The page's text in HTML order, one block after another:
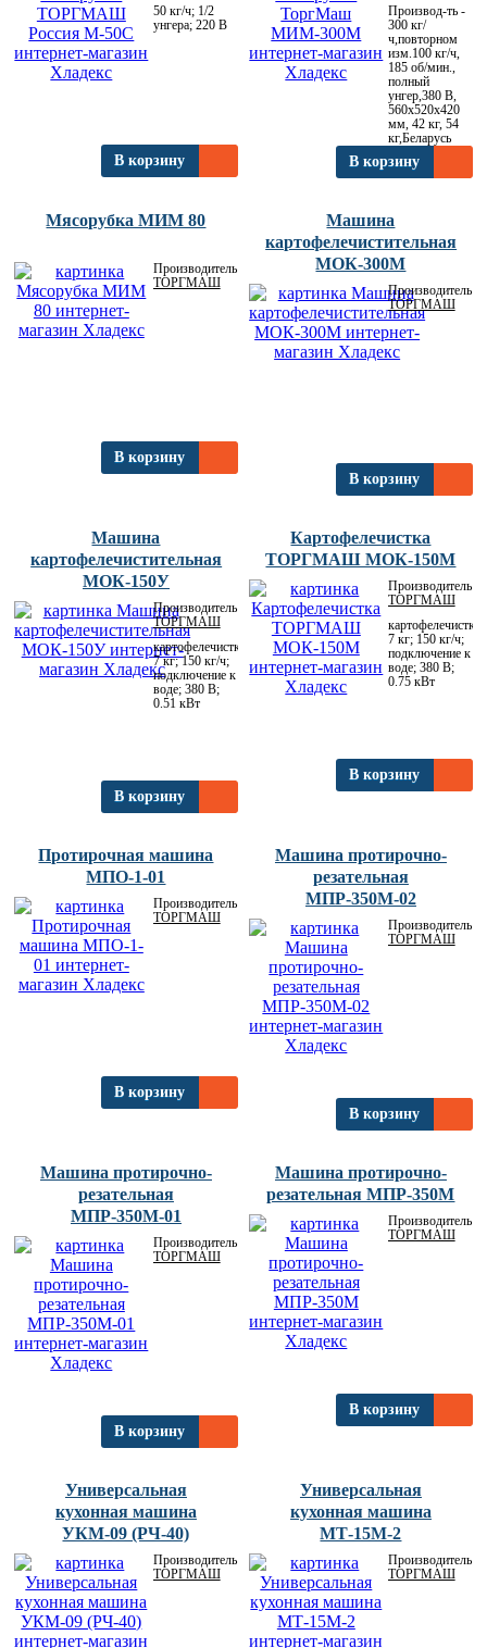
50 кг/ч; 1/2
унгера; 220 В
В корзину
Производ-ть -
300 кг/
ч,повторном
изм.100 кг/ч,
185 об/мин.,
полный
унгер,380 В,
560х520х420
мм, 42 кг, 54
кг,Беларусь
В корзину
Мясорубка МИМ 80
Производитель:
ТОРГМАШ
В корзину
Машина
картофелечистительная
МОК-300М
Производитель:
ТОРГМАШ
В корзину
Машина
картофелечистительная
МОК-150У
Производитель:
ТОРГМАШ
картофелечистка;
7 кг; 150 кг/ч;
подключение к
воде; 380 В;
0.51 кВт
В корзину
Картофелечистка
ТОРГМАШ МОК-150М
Производитель:
ТОРГМАШ
картофелечистка;
7 кг; 150 кг/ч;
подключение к
воде; 380 В;
0.75 кВт
В корзину
Протирочная машина
МПО-1-01
Производитель:
ТОРГМАШ
В корзину
Машина протирочно-
резательная
МПР-350М-02
Производитель:
ТОРГМАШ
В корзину
Машина протирочно-
резательная
МПР-350М-01
Производитель:
ТОРГМАШ
В корзину
Машина протирочно-
резательная МПР-350М
Производитель:
ТОРГМАШ
В корзину
Универсальная
кухонная машина
УКМ-09 (РЧ-40)
Производитель:
ТОРГМАШ
Универсальная
кухонная машина
МТ-15М-2
Производитель:
ТОРГМАШ